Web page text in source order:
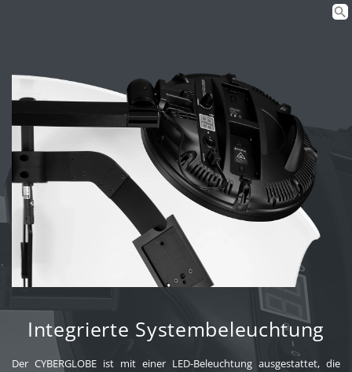
Integrierte Systembeleuchtung
Der CYBERGLOBE ist mit einer LED-Beleuchtung ausgestattet, die